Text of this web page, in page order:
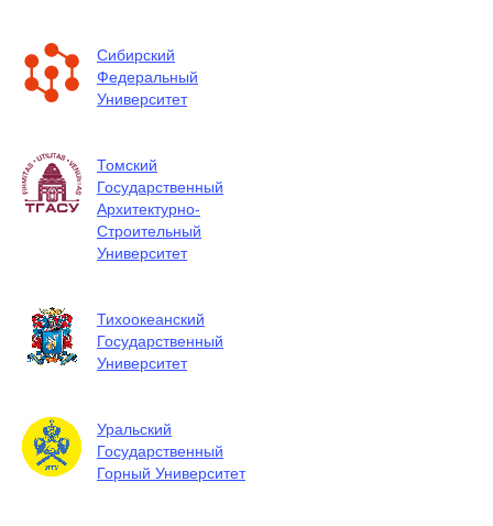
Сибирский
Федеральный
Университет
Томский
Государственный
Архитектурно-
Строительный
Университет
Тихоокеанский
Государственный
Университет
Уральский
Государственный
Горный Университет